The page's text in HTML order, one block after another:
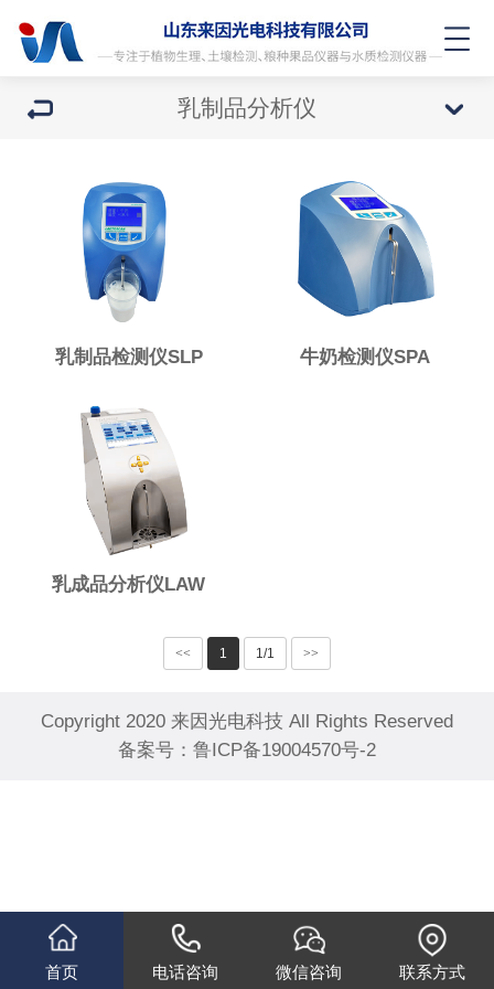
乳制品分析仪
乳制品检测仪SLP 牛奶检测仪SPA
乳成品分析仪LAW
<< 1 1/1 >>
Copyright 2020 来因光电科技 All Rights Reserved
备案号： 鲁ICP备19004570号-2
首页 电话咨询 微信咨询 联系方式